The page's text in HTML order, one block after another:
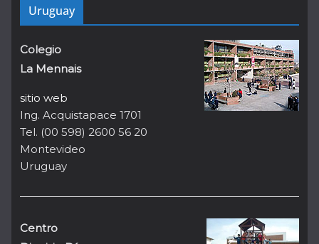
Uruguay
Colegio
La Mennais
sitio web
Ing. Acquistapace 1701
Tel. (00 598) 2600 56 20
Montevideo
Uruguay
Centro